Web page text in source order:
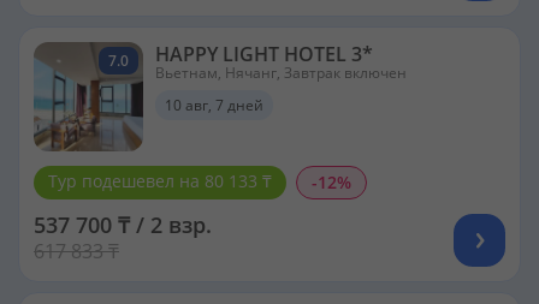
7.0 HAPPY LIGHT HOTEL 3*
Вьетнам, Нячанг, Завтрак включен
10 авг, 7 дней
Тур подешевел на 80 133 ₸ -12%
537 700 ₸ / 2 взр.
617 833 ₸